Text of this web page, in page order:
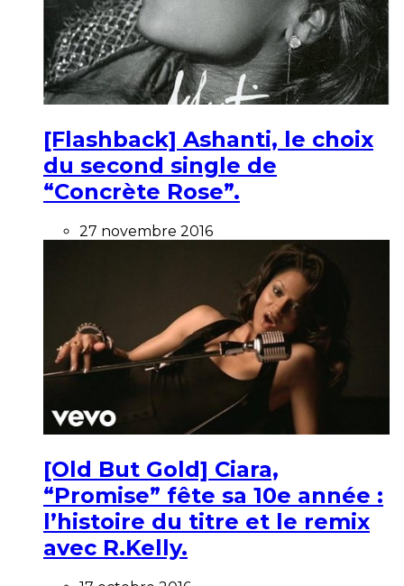
[Flashback] Ashanti, le choix
du second single de
“Concrète Rose”.
27 novembre 2016
[Old But Gold] Ciara,
“Promise” fête sa 10e année :
l’histoire du titre et le remix
avec R.Kelly.